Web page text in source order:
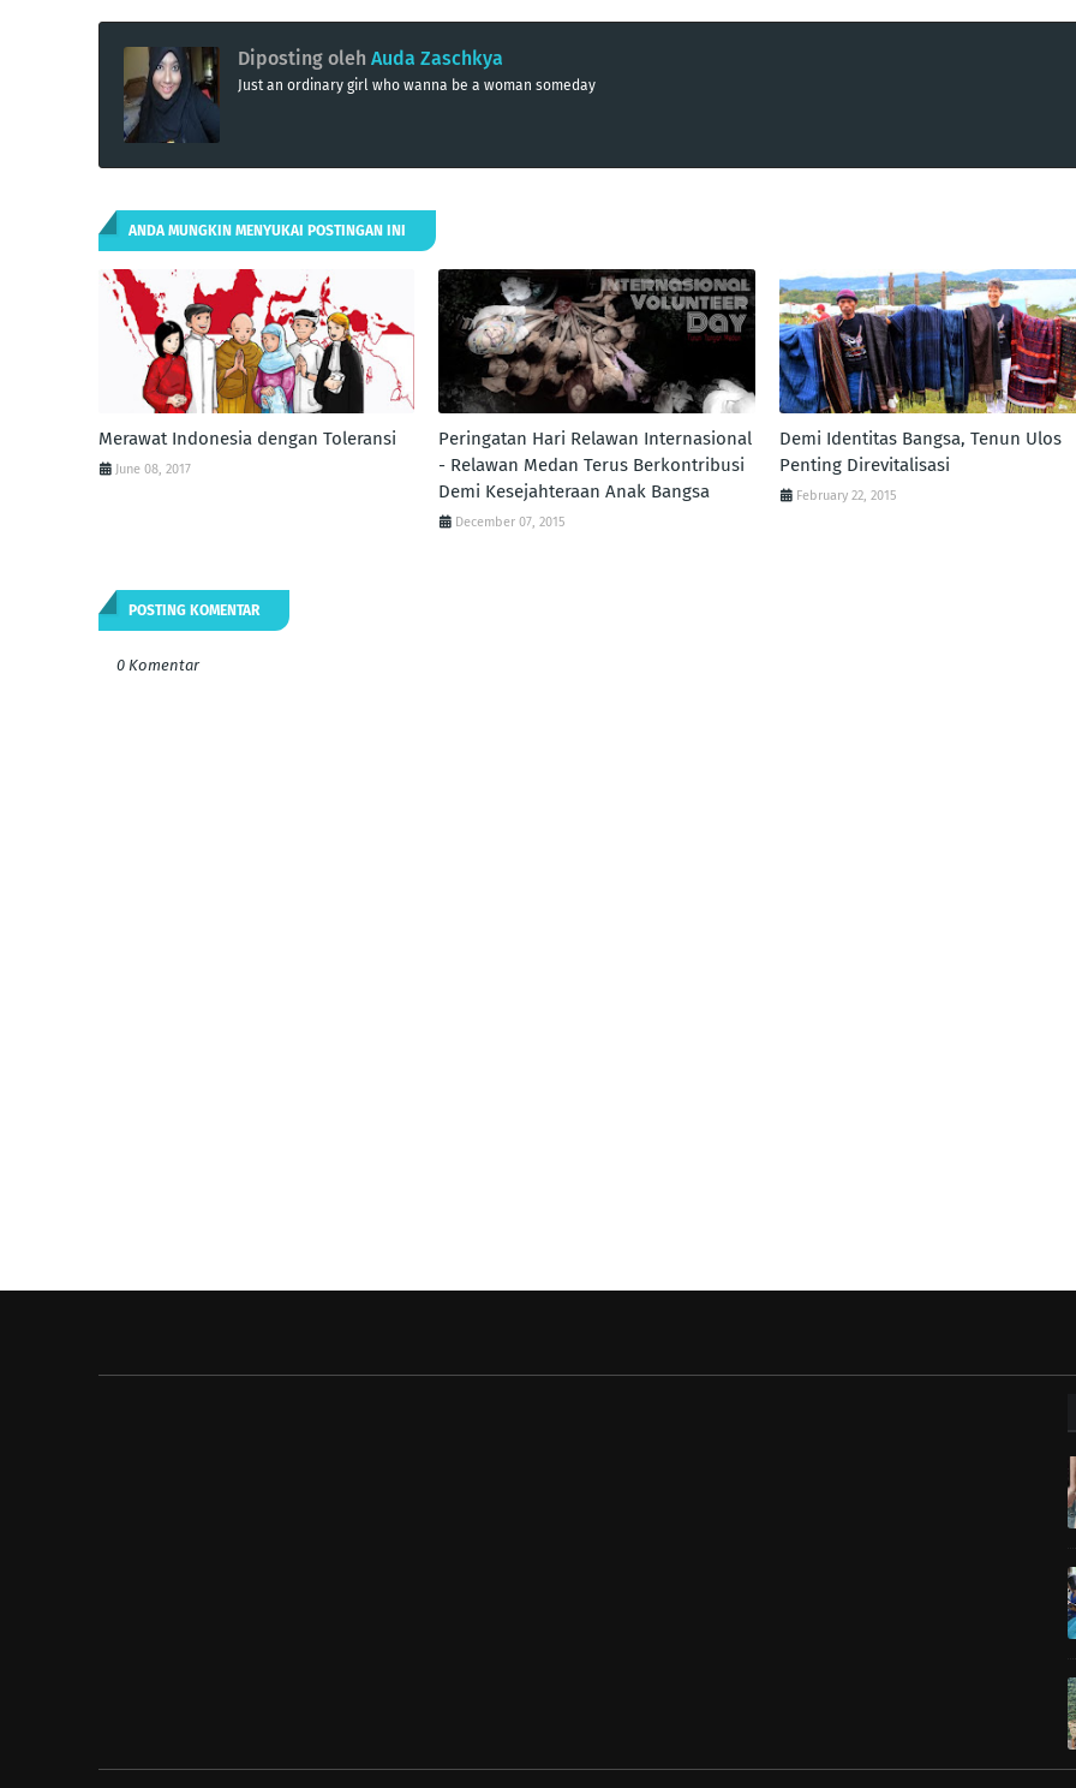
Diposting oleh Auda Zaschkya
Just an ordinary girl who wanna be a woman someday
ANDA MUNGKIN MENYUKAI POSTINGAN INI
Merawat Indonesia dengan Toleransi
June 08, 2017
Peringatan Hari Relawan Internasional
- Relawan Medan Terus Berkontribusi
Demi Kesejahteraan Anak Bangsa
December 07, 2015
Demi Identitas Bangsa, Tenun Ulos
Penting Direvitalisasi
February 22, 2015
POSTING KOMENTAR
0 Komentar